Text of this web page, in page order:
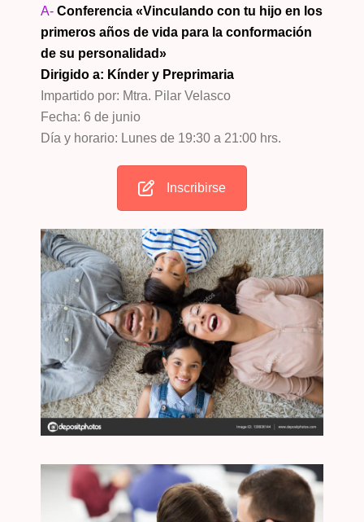
A- Conferencia «Vinculando con tu hijo en los
primeros años de vida para la conformación
de su personalidad»
Dirigido a: Kínder y Preprimaria
Impartido por: Mtra. Pilar Velasco
Fecha: 6 de junio
Día y horario: Lunes de 19:30 a 21:00 hrs.
Inscribirse